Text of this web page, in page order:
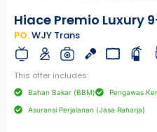
Hiace Premio Luxury
PO.WJY Trans
This offer includes:
Bahan Bakar (BBM) Pengawas
Asuransi Perjalanan (Jasa Raharja)